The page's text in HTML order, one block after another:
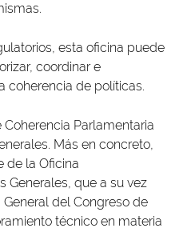
esta oficina puede
coordinar e
coherencia de políticas.
Parlamentaria
Más en concreto,
de la Oficina
Generales, que a su vez
del Congreso de
técnico en materia